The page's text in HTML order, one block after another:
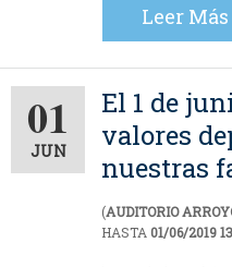
Leer Más
01
JUN
El 1 de
valores
nuestras
(AUDITORIO
HASTA01/06/2019